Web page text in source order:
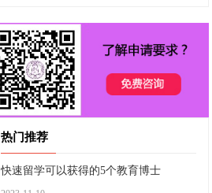
热门推荐
快速留学可以获得的5个教育博士